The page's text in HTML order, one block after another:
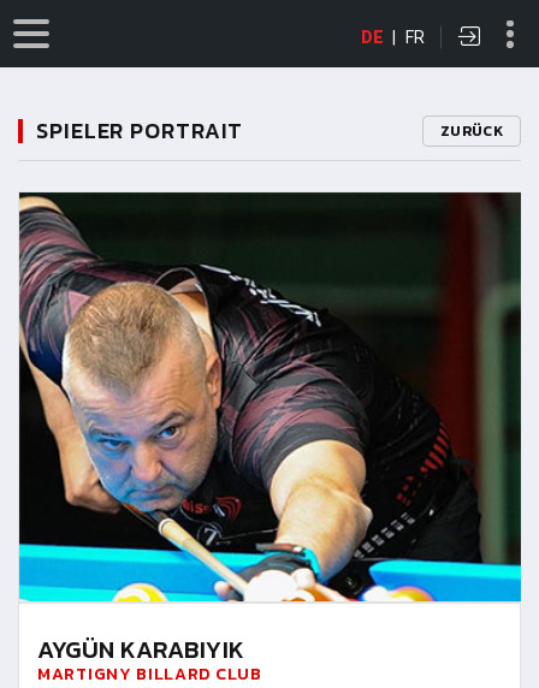
DE | FR
SPIELER PORTRAIT ZURÜCK
11
AYGÜN KARABIYIK
MARTIGNY BILLARD CLUB